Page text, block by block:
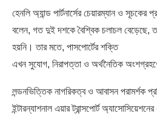
হেনলি অ্যান্ড পার্টনার্সের চেয়ারম্যান ও সূচকের
বলেন, গত দুই দশকে বৈশ্বিক চলাচল বেড়েছে,
হয়নি। তার মতে, পাসপোর্টের শক্তি
এখন সুযোগ, নিরাপত্তা ও অর্থনৈতিক
লন্ডনভিত্তিক নাগরিকত্ব ও আবাসন পরামর্শক
ইন্টারন্যাশনাল এয়ার ট্রান্সপোর্ট